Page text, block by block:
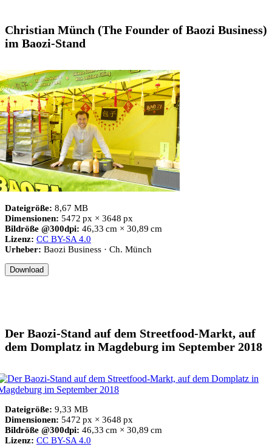
Christian Münch (The Founder of Baozi Business)
im Baozi-Stand
Dateigröße: 8,67 MB
Dimensionen: 5472 px × 3648 px
Bildröße @300dpi: 46,33 cm × 30,89 cm
Lizenz: CC BY-SA 4.0
Urheber: Baozi Business · Ch. Münch
Download
Der Baozi-Stand auf dem Streetfood-Markt, auf
dem Domplatz in Magdeburg im September 2018
Dateigröße: 9,33 MB
Dimensionen: 5472 px × 3648 px
Bildröße @300dpi: 46,33 cm × 30,89 cm
Lizenz: CC BY-SA 4.0